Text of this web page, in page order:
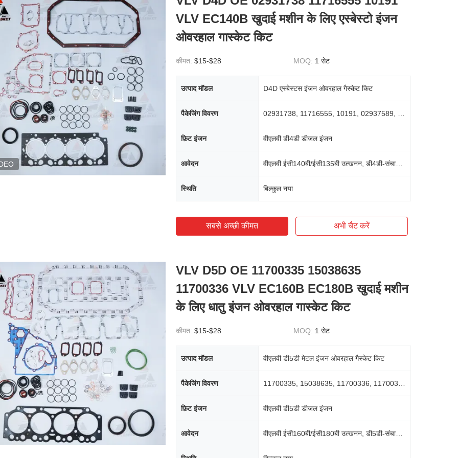
VLV EC140B खुदाई मशीन के लिए एस्बेस्टो इंजन
ओवरहाल गास्केट किट
कीमत: $15-$28 MOQ: 1 सेट
उत्पाद मॉडल D4D एस्बेस्टस इंजन ओवरहाल गैस्केट किट
पैकेजिंग विवरण
फ़िट इंजन वीएलवी डी4डी डीजल इंजन
आवेदन वीएलवी ईसी140बी/ईसी135बी उत्खनन, डी4डी-संचालित लोडर
स्थिति बिल्कुल नया
सबसे अच्छी कीमत अभी चैट करें
VLV D5D OE 11700335 15038635
11700336 VLV EC160B EC180B खुदाई मशीन
के लिए धातु इंजन ओवरहाल गास्केट किट
कीमत: $15-$28 MOQ: 1 सेट
उत्पाद मॉडल वीएलवी डी5डी मेटल इंजन ओवरहाल गैस्केट किट
पैकेजिंग विवरण
फ़िट इंजन वीएलवी डी5डी डीजल इंजन
आवेदन वीएलवी ईसी160बी/ईसी180बी उत्खनन, डी5डी-संचालित लोडर